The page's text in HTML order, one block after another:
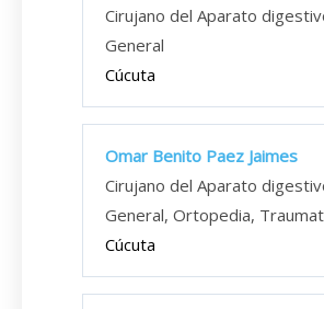
Cirujano del Aparato
General
Cúcuta
Omar Benito Paez Jaimes
Cirujano del Aparato
General, Ortopedia,
Cúcuta